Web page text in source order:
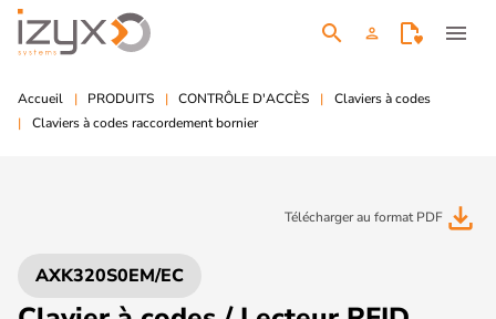
search person menu
Accueil PRODUITS CONTRÔLE D'ACCÈS
Claviers à codes
Claviers à codes raccordement bornier
Télécharger au format PDF file_download
AXK320S0EM/EC